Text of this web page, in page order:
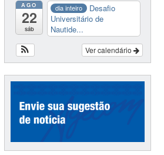
AGO
22
sáb
dia inteiro
Desafio
Universitário de
Nautide...
Ver calendário